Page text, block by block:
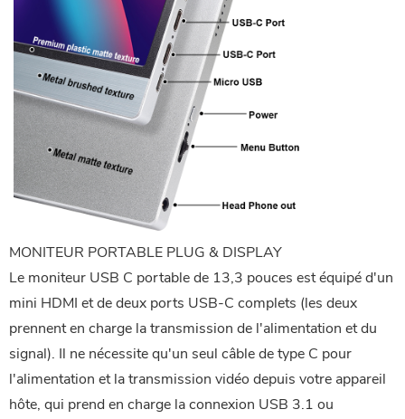
MONITEUR PORTABLE PLUG & DISPLAY
Le moniteur USB C portable de 13,3 pouces est équipé d'un
mini HDMI et de deux ports USB-C complets (les deux
prennent en charge la transmission de l'alimentation et du
signal). Il ne nécessite qu'un seul câble de type C pour
l'alimentation et la transmission vidéo depuis votre appareil
hôte, qui prend en charge la connexion USB 3.1 ou